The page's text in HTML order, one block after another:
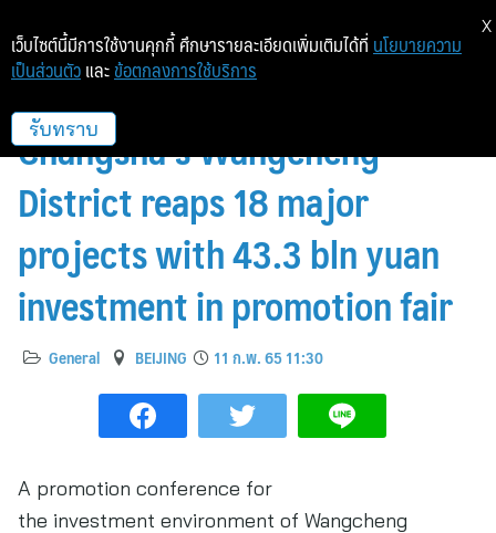
Xinhua Silk Road: C. China
Changsha’s Wangcheng
District reaps 18 major
projects with 43.3 bln yuan
investment in promotion fair
General BEIJING 11 ก.พ. 65 11:30
A promotion conference for
the investment environment of Wangcheng
เว็บไซต์นี้มีการใช้งานคุกกี้ ศึกษารายละเอียดเพิ่มเติมได้ที่ นโยบายความ
เป็นส่วนตัว และ ข้อตกลงการใช้บริการ
รับทราบ
X